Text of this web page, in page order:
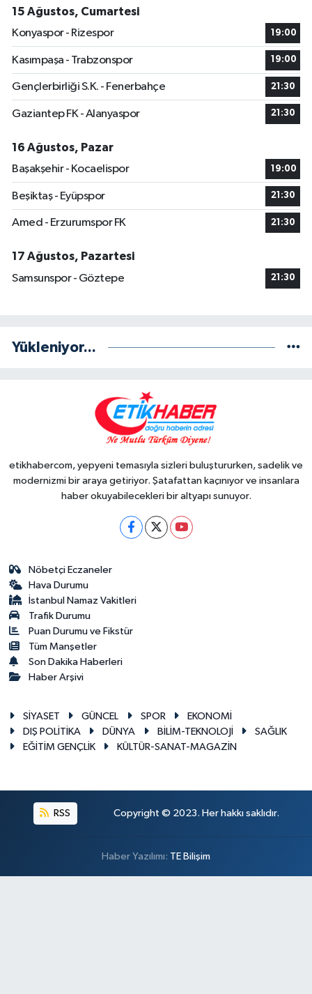
15 Ağustos, Cumartesi
Konyaspor - Rizespor
19:00
Kasımpaşa - Trabzonspor 19:00
Gençlerbirliği S.K. - Fenerbahçe 21:30
Gaziantep FK - Alanyaspor 21:30
16 Ağustos, Pazar
Başakşehir - Kocaelispor
19:00
Beşiktaş - Eyüpspor 21:30
Amed - Erzurumspor FK 21:30
17 Ağustos, Pazartesi
Samsunspor - Göztepe
21:30
Yükleniyor...
etikhabercom, yepyeni temasıyla sizleri buluştururken, sadelik ve
modernizmi bir araya getiriyor. Şatafattan kaçınıyor ve insanlara
haber okuyabilecekleri bir altyapı sunuyor.
Nöbetçi Eczaneler
Hava Durumu
İstanbul Namaz Vakitleri
Trafik Durumu
Puan Durumu ve Fikstür
Tüm Manşetler
Son Dakika Haberleri
Haber Arşivi
SİYASET GÜNCEL SPOR
EKONOMİ
DIŞ POLİTİKA
DÜNYA BİLİM-TEKNOLOJİ
SAĞLIK
EĞİTİM GENÇLİK
KÜLTÜR-SANAT-MAGAZİN
RSS Copyright © 2023. Her hakkı saklıdır.
Haber Yazılımı: TE Bilişim